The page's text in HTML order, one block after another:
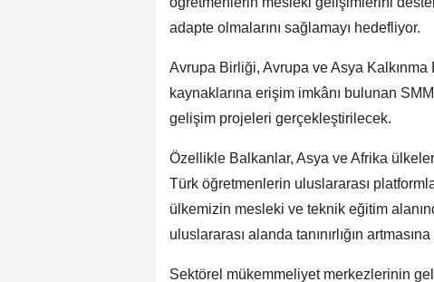
adapte olmalarını sağlamayı hedefliyor.
Avrupa Birliği, Avrupa ve Asya
kaynaklarına erişim imkânı bulunan
gelişim projeleri gerçekleştirilecek.
Özellikle Balkanlar, Asya ve Afrika
Türk öğretmenlerin uluslararası
ülkemizin mesleki ve teknik eğitim
uluslararası alanda tanınırlığın
Sektörel mükemmeliyet merkezlerinin